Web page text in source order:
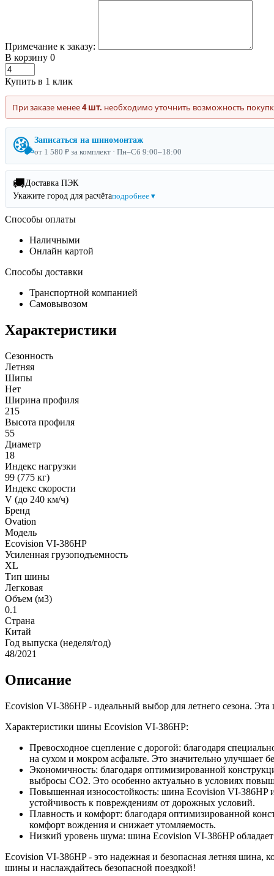
Примечание к заказу:
В корзину 0
Купить в 1 клик
При заказе менее4 шт. необходимо уточнить возможность
Записаться на шиномонтаж
от 1 580 ₽ за комплект · Пн–Сб 9:00–18:00
🚚Доставка ПЭК
Укажите город для расчётаподробнее ▾
Способы оплаты
Наличными
Онлайн картой
Способы доставки
Транспортной компанией
Самовывозом
Характеристики
Сезонность
Летняя
Шипы
Нет
Ширина профиля
215
Высота профиля
55
Диаметр
18
Индекс нагрузки
99 (775 кг)
Индекс скорости
V (до 240 км/ч)
Бренд
Ovation
Модель
Ecovision VI-386HP
Усиленная грузоподъемность
XL
Тип шины
Легковая
Объем (м3)
0.1
Страна
Китай
Год выпуска (неделя/год)
48/2021
Описание
Ecovision VI-386HP - идеальный выбор для летнего сезона. Эта
Характеристики шины Ecovision VI-386HP:
Превосходное сцепление с дорогой: благодаря
на сухом и мокром асфальте. Это значительно улучшает
Экономичность: благодаря оптимизированной
выбросы CO2. Это особенно актуально в условиях
Повышенная износостойкость: шина Ecovision VI-386HP
устойчивость к повреждениям от дорожных условий.
Плавность и комфорт: благодаря оптимизированной
комфорт вождения и снижает утомляемость.
Низкий уровень шума: шина Ecovision VI-386HP
Ecovision VI-386HP - это надежная и безопасная летняя шина,
шины и наслаждайтесь безопасной поездкой!